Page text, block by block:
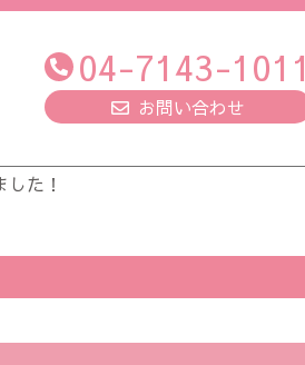
04-7143-1011
お問い合わせ
た！